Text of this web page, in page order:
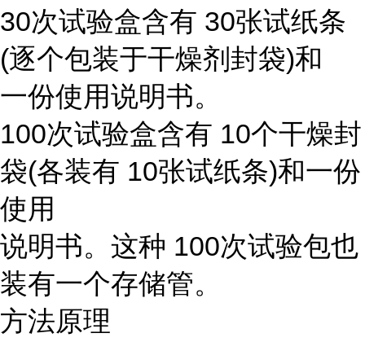
30次试验盒含有 30张试纸条
(逐个包装于干燥剂封袋)和
一份使用说明书。
100次试验盒含有 10个干燥封
袋(各装有 10张试纸条)和一份
使用
说明书。这种 100次试验包也
装有一个存储管。
方法原理